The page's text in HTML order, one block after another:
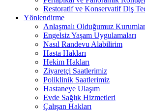
Restoratif ve Konservatif Diş
Yönlendirme
Anlaşmalı Olduğumuz Kurumlar
Engelsiz Yaşam Uygulamaları
Nasıl Randevu Alabilirim
Hasta Hakları
Hekim Hakları
Ziyaretçi Saatlerimiz
Poliklinik Saatlerimiz
Hastaneye Ulaşım
Evde Sağlık Hizmetleri
Çalışan Hakları